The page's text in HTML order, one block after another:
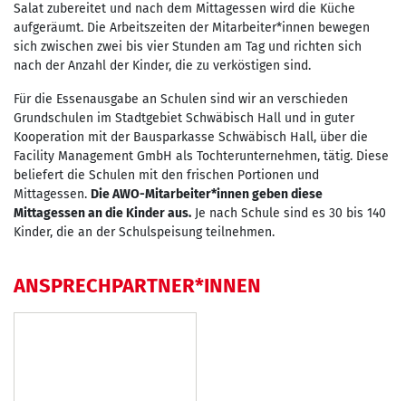
Salat zubereitet und nach dem Mittagessen wird die Küche
aufgeräumt. Die Arbeitszeiten der Mitarbeiter*innen bewegen
sich zwischen zwei bis vier Stunden am Tag und richten sich
nach der Anzahl der Kinder, die zu verköstigen sind.
Für die Essenausgabe an Schulen sind wir an verschieden
Grundschulen im Stadtgebiet Schwäbisch Hall und in guter
Kooperation mit der Bausparkasse Schwäbisch Hall, über die
Facility Management GmbH als Tochterunternehmen, tätig. Diese
beliefert die Schulen mit den frischen Portionen und
Mittagessen. Die AWO-Mitarbeiter*innen geben diese
Mittagessen an die Kinder aus. Je nach Schule sind es 30 bis 140
Kinder, die an der Schulspeisung teilnehmen.
ANSPRECHPARTNER*INNEN